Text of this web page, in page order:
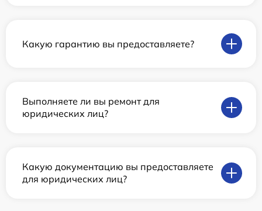
Какую гарантию вы предоставляете?
Выполняете ли вы ремонт для
юридических лиц?
Какую документацию вы предоставляете
для юридических лиц?